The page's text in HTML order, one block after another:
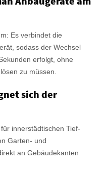
Es verbindet die
sodass der Wechsel
erfolgt, ohne
zu müssen.
sich der
innerstädtischen Tief-
Garten- und
an Gebäudekanten